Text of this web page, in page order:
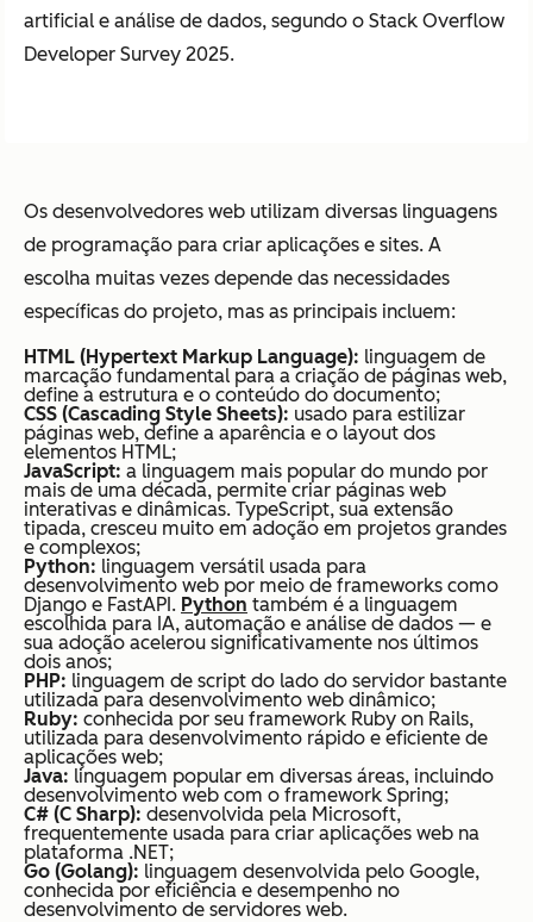
artificial e análise de dados, segundo o Stack Overflow
Developer Survey 2025.
Os desenvolvedores web utilizam diversas linguagens
de programação para criar aplicações e sites. A
escolha muitas vezes depende das necessidades
específicas do projeto, mas as principais incluem:
HTML (Hypertext Markup Language): linguagem de
marcação fundamental para a criação de páginas web,
define a estrutura e o conteúdo do documento;
CSS (Cascading Style Sheets): usado para estilizar
páginas web, define a aparência e o layout dos
elementos HTML;
JavaScript: a linguagem mais popular do mundo por
mais de uma década, permite criar páginas web
interativas e dinâmicas. TypeScript, sua extensão
tipada, cresceu muito em adoção em projetos grandes
e complexos;
Python: linguagem versátil usada para
desenvolvimento web por meio de frameworks como
Django e FastAPI. Python também é a linguagem
escolhida para IA, automação e análise de dados — e
sua adoção acelerou significativamente nos últimos
dois anos;
PHP: linguagem de script do lado do servidor bastante
utilizada para desenvolvimento web dinâmico;
Ruby: conhecida por seu framework Ruby on Rails,
utilizada para desenvolvimento rápido e eficiente de
aplicações web;
Java: linguagem popular em diversas áreas, incluindo
desenvolvimento web com o framework Spring;
C# (C Sharp): desenvolvida pela Microsoft,
frequentemente usada para criar aplicações web na
plataforma .NET;
Go (Golang): linguagem desenvolvida pelo Google,
conhecida por eficiência e desempenho no
desenvolvimento de servidores web.